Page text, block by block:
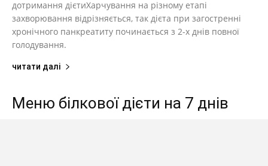
дотримання дієтиХарчування на різному етапі
захворювання відрізняється, так дієта при загостренні
хронічного панкреатиту починається з 2-х днів повної
голодування.
читати далі
Меню білкової дієти на 7 днів